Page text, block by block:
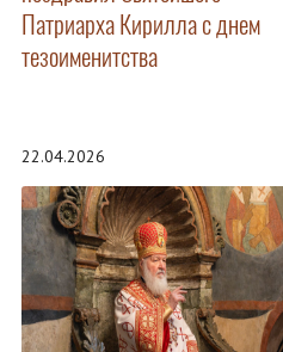
Патриарха Кирилла с днем
тезоименитства
22.04.2026